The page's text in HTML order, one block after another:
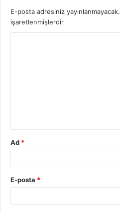
E-posta adresiniz yayınlanmayacak.
işaretlenmişlerdir
Ad *
E-posta *